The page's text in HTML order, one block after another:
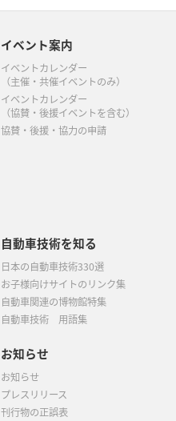
イベント案内
イベントカレンダー
（主催・共催イベントのみ）
イベントカレンダー
（協賛・後援イベントを含む）
協賛・後援・協力の申請
自動車技術を知る
日本の自動車技術330選
お子様向けサイトのリンク集
自動車関連の博物館特集
自動車技術 用語集
お知らせ
お知らせ
プレスリリース
刊行物の正誤表